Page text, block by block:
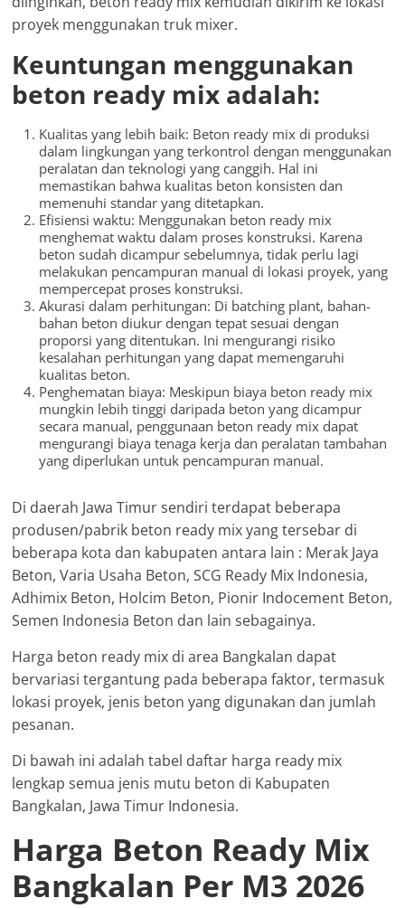
proyek menggunakan truk mixer.
Keuntungan menggunakan
beton ready mix adalah:
Kualitas yang lebih baik: Beton ready mix di produksi
dalam lingkungan yang terkontrol dengan menggunakan
peralatan dan teknologi yang canggih. Hal ini
memastikan bahwa kualitas beton konsisten dan
memenuhi standar yang ditetapkan.
Efisiensi waktu: Menggunakan beton ready mix
menghemat waktu dalam proses konstruksi. Karena
beton sudah dicampur sebelumnya, tidak perlu lagi
melakukan pencampuran manual di lokasi proyek, yang
mempercepat proses konstruksi.
Akurasi dalam perhitungan: Di batching plant, bahan-
bahan beton diukur dengan tepat sesuai dengan
proporsi yang ditentukan. Ini mengurangi risiko
kesalahan perhitungan yang dapat memengaruhi
kualitas beton.
Penghematan biaya: Meskipun biaya beton ready mix
mungkin lebih tinggi daripada beton yang dicampur
secara manual, penggunaan beton ready mix dapat
mengurangi biaya tenaga kerja dan peralatan tambahan
yang diperlukan untuk pencampuran manual.
Di daerah Jawa Timur sendiri terdapat beberapa
produsen/pabrik beton ready mix yang tersebar di
beberapa kota dan kabupaten antara lain : Merak Jaya
Beton, Varia Usaha Beton, SCG Ready Mix Indonesia,
Adhimix Beton, Holcim Beton, Pionir Indocement Beton,
Semen Indonesia Beton dan lain sebagainya.
Harga beton ready mix di area Bangkalan dapat
bervariasi tergantung pada beberapa faktor, termasuk
lokasi proyek, jenis beton yang digunakan dan jumlah
pesanan.
Di bawah ini adalah tabel daftar harga ready mix
lengkap semua jenis mutu beton di Kabupaten
Bangkalan, Jawa Timur Indonesia.
Harga Beton Ready Mix
Bangkalan Per M3 2026